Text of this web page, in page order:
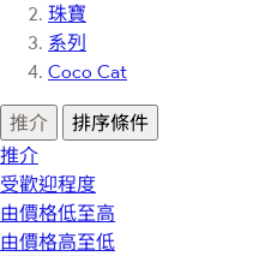
珠寶
系列
Coco Cat
推介
排序條件
推介
受歡迎程度
由價格低至高
由價格高至低